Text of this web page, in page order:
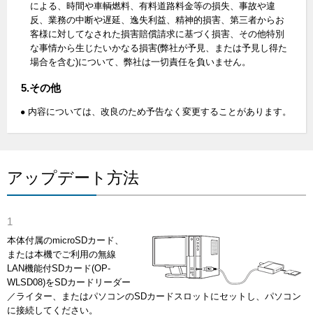
による、時間や車輌燃料、有料道路料金等の損失、事故や違
反、業務の中断や遅延、逸失利益、精神的損害、第三者からお
客様に対してなされた損害賠償請求に基づく損害、その他特別
な事情から生じたいかなる損害(弊社が予見、または予見し得た
場合を含む)について、弊社は一切責任を負いません。
5.その他
内容については、改良のため予告なく変更することがあります。
アップデート方法
本体付属のmicroSDカード、
または本機でご利用の無線
LAN機能付SDカード(OP-
WLSD08)をSDカードリーダー
／ライター、またはパソコンのSDカードスロットにセットし、パソコン
に接続してください。